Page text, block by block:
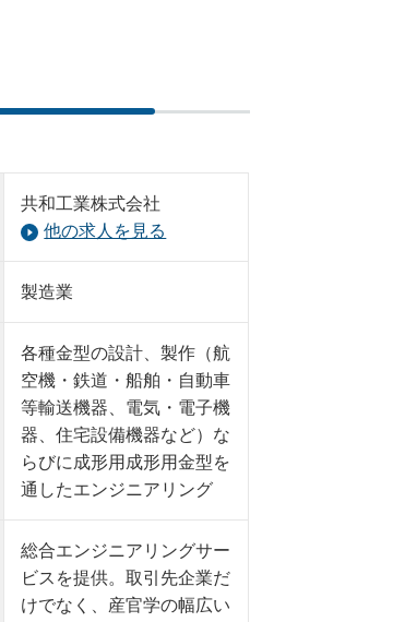
共和工業株式会社
他の求人を見る
製造業
各種金型の設計、製作（航
空機・鉄道・船舶・自動車
等輸送機器、電気・電子機
器、住宅設備機器など）な
らびに成形用成形用金型を
通したエンジニアリング
総合エンジニアリングサー
ビスを提供。取引先企業だ
けでなく、産官学の幅広い